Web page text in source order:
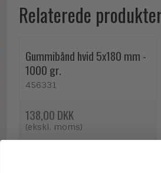
Relaterede
Gummibånd hvid 5x180 mm -
1000 gr.
456331
138,00 DKK
(ekskl. moms)